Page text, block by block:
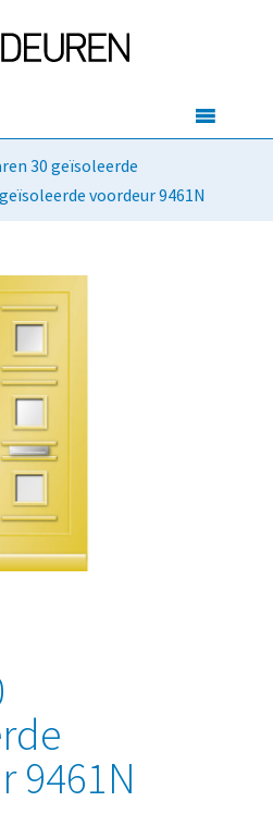
30 geïsoleerde
voordeur 9461N
9461N